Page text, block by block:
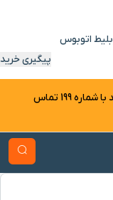
بلیط اتوبوس
پیگیری خرید
جهت اطلاع از آخرین وضعیت پرواز‌ها می‌توانید با شماره 199 تماس